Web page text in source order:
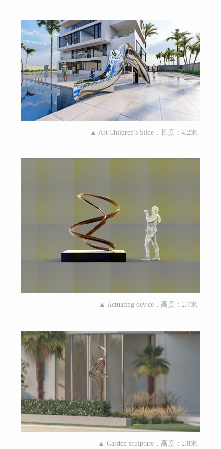
▲ Art Children's Slide，长度：4.2米
▲ Actuating device，高度：2.7米
▲ Garden sculpture，高度：2.8米